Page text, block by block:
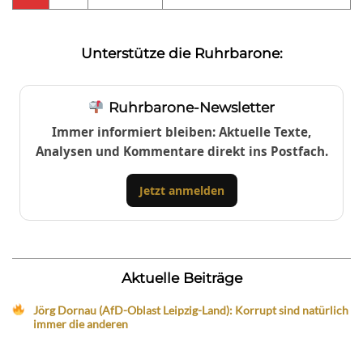
Unterstütze die Ruhrbarone:
Ruhrbarone-Newsletter
Immer informiert bleiben: Aktuelle Texte,
Analysen und Kommentare direkt ins Postfach.
Jetzt anmelden
Aktuelle Beiträge
Jörg Dornau (AfD-Oblast Leipzig-Land): Korrupt sind natürlich
immer die anderen